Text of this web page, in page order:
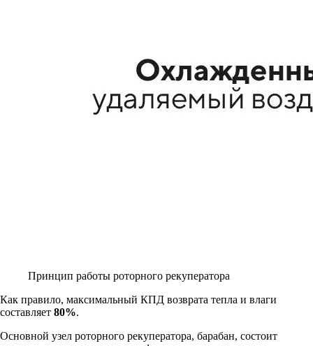
Принцип работы роторного рекуператора
Как правило, максимальный КПД возврата тепла и влаги
составляет 80%.
Основной узел роторного рекуператора, барабан, состоит